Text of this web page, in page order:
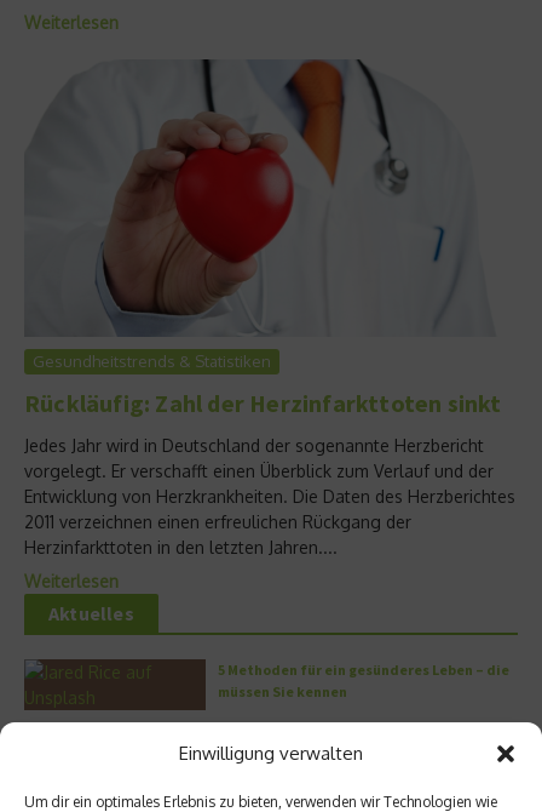
Einwilligung verwalten
Um dir ein optimales Erlebnis zu bieten, verwenden wir Technologien wie
Weiterlesen
Gesundheitstrends & Statistiken
Rückläufig: Zahl der Herzinfarkttoten sinkt
Jedes Jahr wird in Deutschland der sogenannte Herzbericht
vorgelegt. Er verschafft einen Überblick zum Verlauf und der
Entwicklung von Herzkrankheiten. Die Daten des Herzberichtes
2011 verzeichnen einen erfreulichen Rückgang der
Herzinfarkttoten in den letzten Jahren....
Weiterlesen
Aktuelles
5 Methoden für ein gesünderes Leben – die
müssen Sie kennen
körpereigene Schutzmechanismen